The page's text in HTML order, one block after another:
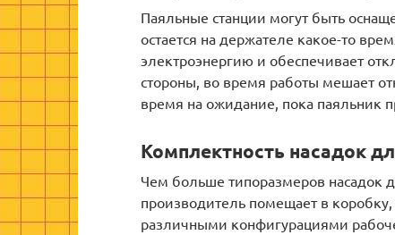
Паяльные станции могут быть
остается на держателе какое-то
электроэнергию и обеспечивает
стороны, во время работы мешает
время на ожидание, пока паяльник
Комплектность насадок
Чем больше типоразмеров насадок
производитель помещает в
различными конфигурациями